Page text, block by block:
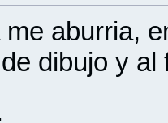
me aburria,
dibujo y al